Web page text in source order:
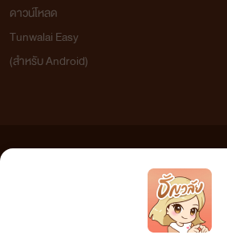
ท้องได้นะคะ”คิ
นั้น“เธอท้องก็
ใบตองนะ”สุดจ
สุขไม่ใช่น้อยต
ได้ไหมคะว่าจะ
ดาวน์โหลด
Tunwalai Easy
(สำหรับ Android)
เว็บไซต์แห่งนี้ไม่ได้เห็นด้วยและไม่ขอรับผิดชอบต่อข้อความใดๆ ทั้ง
วิจารณญาณในการกลั่นกรองด้วยตนเอง และหากท่านพบข้อความ
กรุณาแจ้งมาที่ tunwalai@ookbee.com เพื่อทีมงานจะได้ดำเนินก
ลิขสิทธิ์ตามพระราชบัญญัติลิขสิทธิ์ (ฉบับเพิ่มเติม) พ.ศ.2558